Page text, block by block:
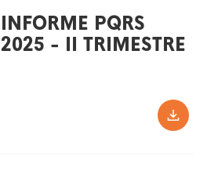
INFORME PQRS
2025 - II TRIMESTRE